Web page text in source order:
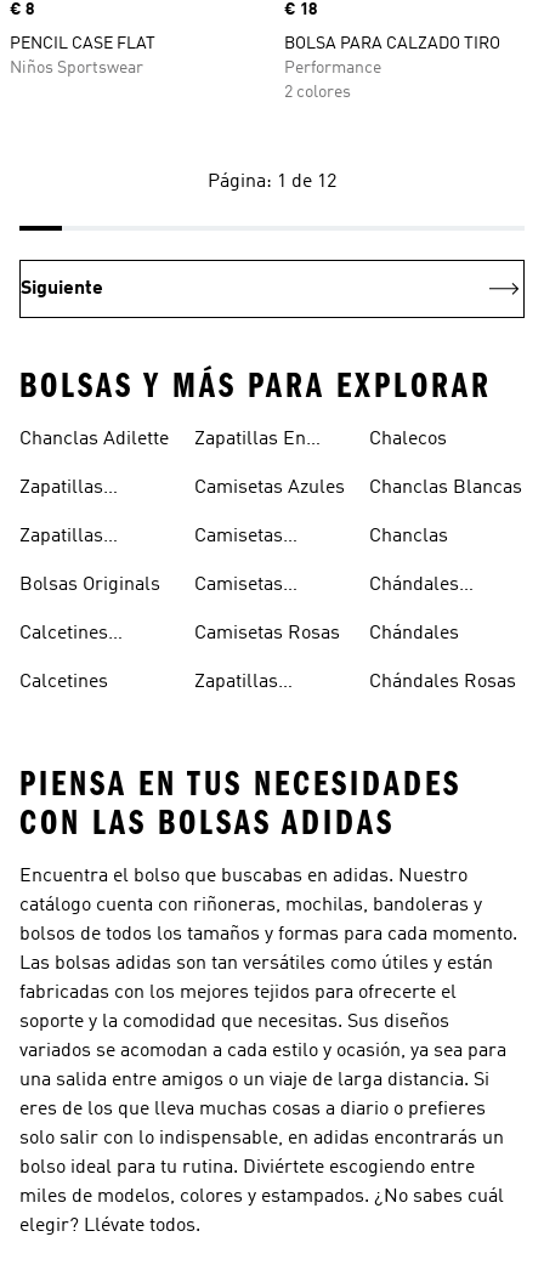
Precio
€ 8
PENCIL CASE FLAT
Niños Sportswear
Precio
€ 18
BOLSA PARA CALZADO TIRO
Performance
2 colores
Página: 1 de 12
Siguiente
BOLSAS Y MÁS PARA EXPLORAR
Chanclas Adilette
Zapatillas
Zapatillas
Blancas
Bolsas Originals
Calcetines
Blancos
Calcetines
Zapatillas En
Camisetas Azules
Camisetas
Camisetas
Camisetas Rosas
Zapatillas
Chalecos
Chanclas Blancas
Chanclas
Chándales
Chándales
Chándales Rosas
PIENSA EN TUS NECESIDADES
CON LAS BOLSAS ADIDAS
Encuentra el bolso que buscabas en adidas. Nuestro
catálogo cuenta con riñoneras, mochilas, bandoleras y
bolsos de todos los tamaños y formas para cada momento.
Las bolsas adidas son tan versátiles como útiles y están
fabricadas con los mejores tejidos para ofrecerte el
soporte y la comodidad que necesitas. Sus diseños
variados se acomodan a cada estilo y ocasión, ya sea para
una salida entre amigos o un viaje de larga distancia. Si
eres de los que lleva muchas cosas a diario o prefieres
solo salir con lo indispensable, en adidas encontrarás un
bolso ideal para tu rutina. Diviértete escogiendo entre
miles de modelos, colores y estampados. ¿No sabes cuál
elegir? Llévate todos.